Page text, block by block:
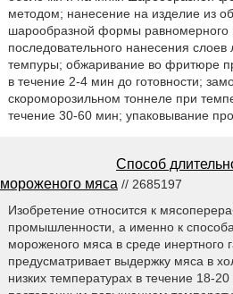
методом; нанесение на изделие из
шарообразной формы равномерного
последовательного нанесения слоев
темпуры; обжаривание во фритюре
в течение 2-4 мин до готовности;
скороморозильном тоннеле при
течение 30-60 мин; упаковывание
Способ
мороженого мяса // 2685197
Изобретение относится к
промышленности, а именно к
мороженого мяса в среде инертного
предусматривает выдержку мяса в
низких температурах в течение 18-